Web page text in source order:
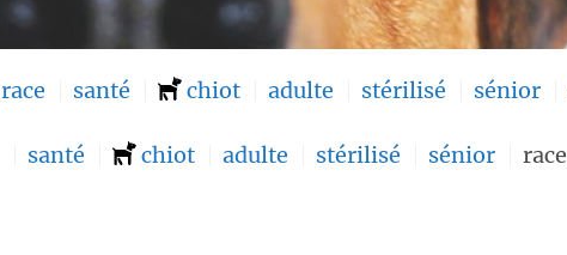
race santé chiot adulte stérilisé sénior
santé chiot adulte stérilisé sénior race